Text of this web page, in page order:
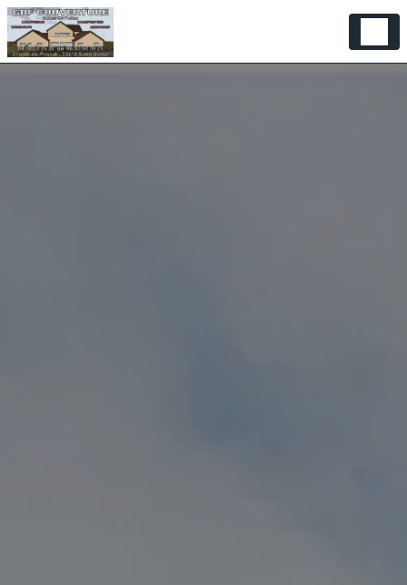
Panneau de gestion des cookies